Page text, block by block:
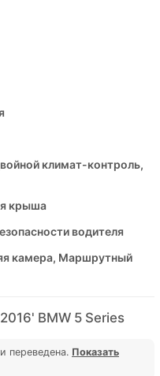
климат-контроль,
крыша
водителя
камера, Маршрутный
BMW 5 Series
переведена. Показать